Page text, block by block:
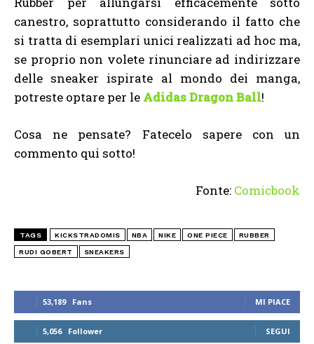
53,189 Fans MI PIACE
5,056 Follower SEGUI
canestro, soprattutto considerando il fatto che
si tratta di esemplari unici realizzati ad hoc ma,
se proprio non volete rinunciare ad indirizzare
delle sneaker ispirate al mondo dei manga,
potreste optare per le Adidas Dragon Ball!
Cosa ne pensate? Fatecelo sapere con un
commento qui sotto!
Fonte: Comicbook
TAGS KICKSTRADOMIS NBA NIKE ONE PIECE RUBBER
RUDI GOBERT SNEAKERS